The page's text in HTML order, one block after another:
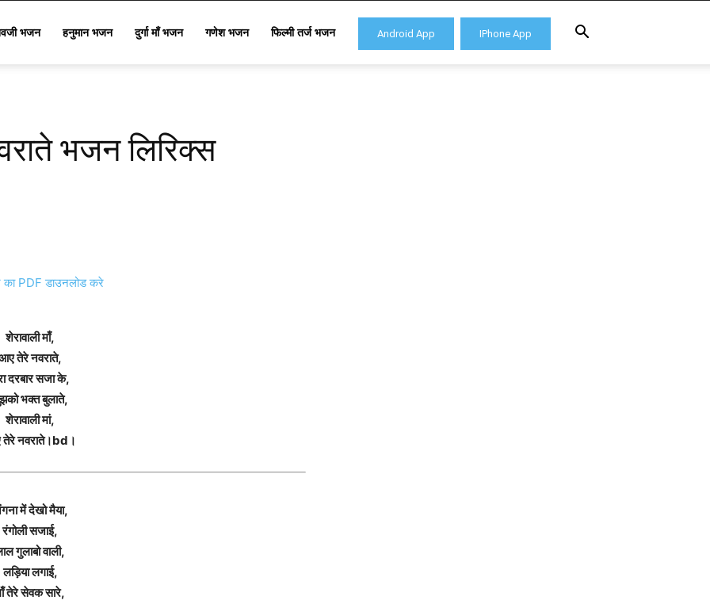
Android App IPhone App
भजन हनुमान भजन दुर्गा माँ भजन गणेश भजन फिल्मी तर्ज भजन
भजन लिरिक्स
PDF डाउनलोड करे
शेरावाली माँ,
तेरे नवराते,
दरबार सजा के,
भक्त बुलाते,
शेरावाली मां,
नवराते।bd।
में देखो मैया,
रंगोली सजाई,
गुलाबो वाली,
लड़िया लगाई,
तेरे सेवक सारे,